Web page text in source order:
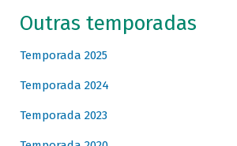
Outras temporadas
Temporada 2025
Temporada 2024
Temporada 2023